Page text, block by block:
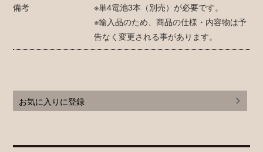
備考
※単4電池3本（別売）が必要です。
※輸入品のため、商品の仕様・内容物は予
告なく変更される事があります。
お気に入りに登録